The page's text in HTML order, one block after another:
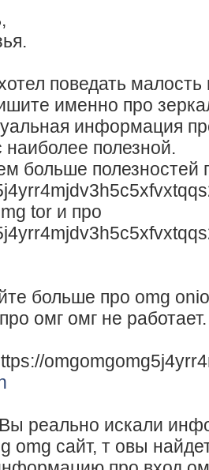
поведать малость
именно про
информация
наиболее полезной.
больше полезностей
tor и про
больше про omg
омг омг не работает.
реально искали
omg сайт, т овы